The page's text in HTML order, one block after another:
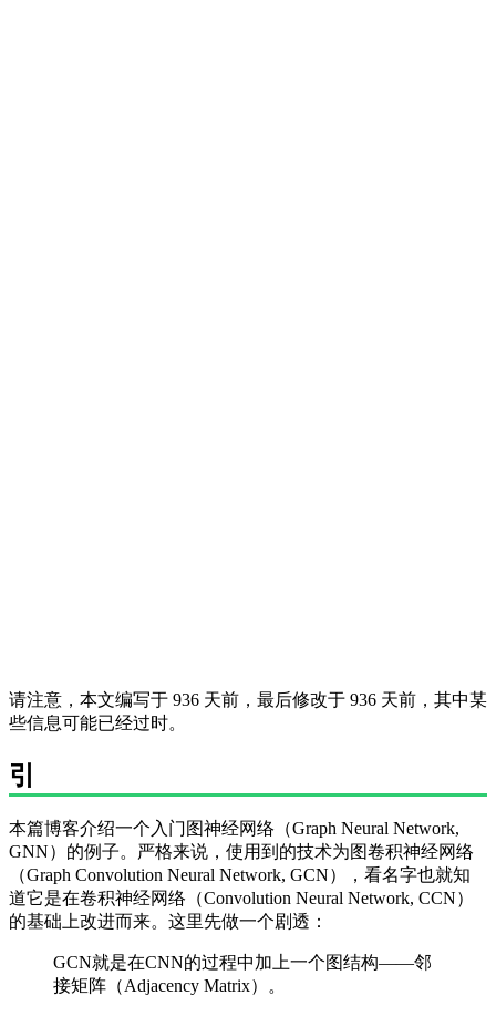
请注意，本文编写于 936 天前，最后修改于 936 天前，其中某
些信息可能已经过时。
引
本篇博客介绍一个入门图神经网络（Graph Neural Network,
GNN）的例子。严格来说，使用到的技术为图卷积神经网络
（Graph Convolution Neural Network, GCN），看名字也就知
道它是在卷积神经网络（Convolution Neural Network, CCN）
的基础上改进而来。这里先做一个剧透：
GCN就是在CNN的过程中加上一个图结构——邻
接矩阵（Adjacency Matrix）。